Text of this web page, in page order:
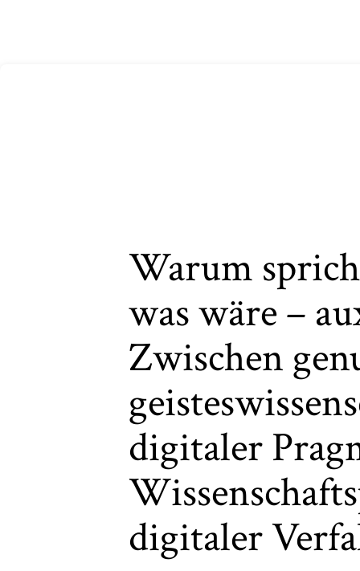
Warum
was wäre –
Zwischen
digitaler
digitaler